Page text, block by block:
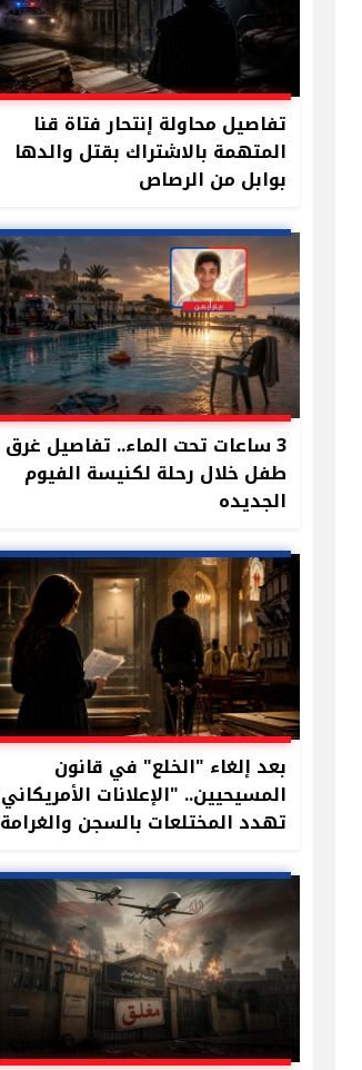
تفاصيل محاولة إنتحار فتاة قنا
المتهمة بالاشتراك بقتل والدها
بوابل من الرصاص
3 ساعات تحت الماء.. تفاصيل غرق
طفل خلال رحلة لكنيسة الفيوم
الجديده
بعد إلغاء "الخلع" في قانون
المسيحيين.. "الإعلانات
تهدد المختلعات بالسجن والغرامة